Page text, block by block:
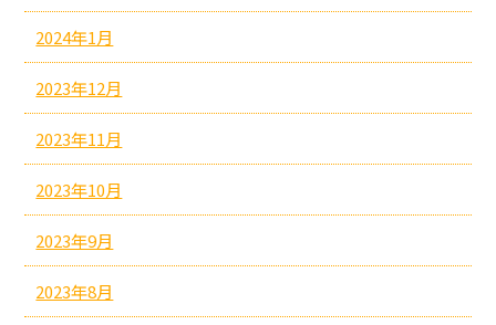
2024年1月
2023年12月
2023年11月
2023年10月
2023年9月
2023年8月